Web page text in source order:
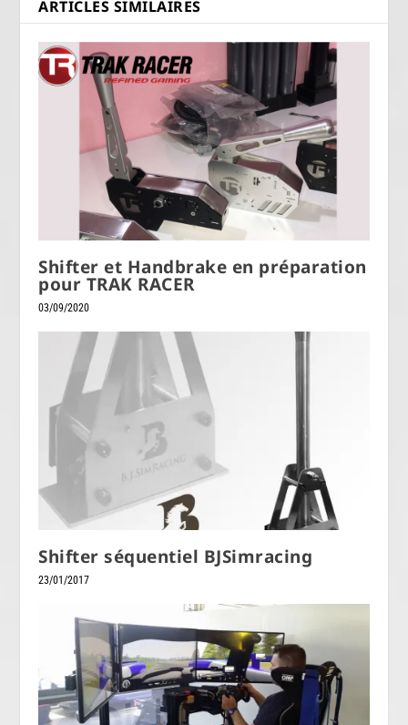
ARTICLES SIMILAIRES
Shifter et Handbrake en préparation
pour TRAK RACER
03/09/2020
Shifter séquentiel BJSimracing
23/01/2017